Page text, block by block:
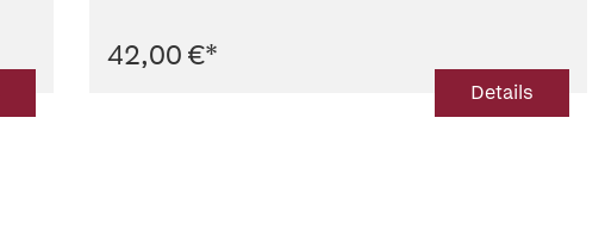
42,00 €*
Details